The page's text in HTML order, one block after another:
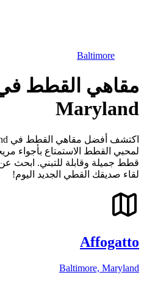
Baltimore
Maryland
لمحبي القطط الاستمتاع بأجواء
قطط جميلة وقابلة للتبني. ابحث عن
لقاء صديقك القطي الجديد اليوم!
Affogatto
Baltimore, Maryland